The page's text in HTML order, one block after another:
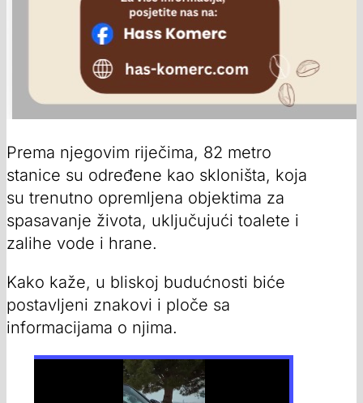
Prema njegovim riječima, 82 metro
stanice su određene kao skloništa, koja
su trenutno opremljena objektima za
spasavanje života, uključujući toalete i
zalihe vode i hrane.
Kako kaže, u bliskoj budućnosti biće
postavljeni znakovi i ploče sa
informacijama o njima.